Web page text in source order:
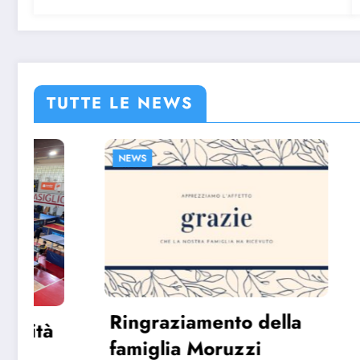
TUTTE LE NEWS
NEWS
Ringraziamento della
famiglia Moruzzi
HOME